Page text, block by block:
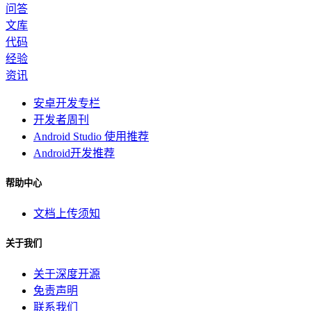
问答
文库
代码
经验
资讯
安卓开发专栏
开发者周刊
Android Studio 使用推荐
Android开发推荐
帮助中心
文档上传须知
关于我们
关于深度开源
免责声明
联系我们